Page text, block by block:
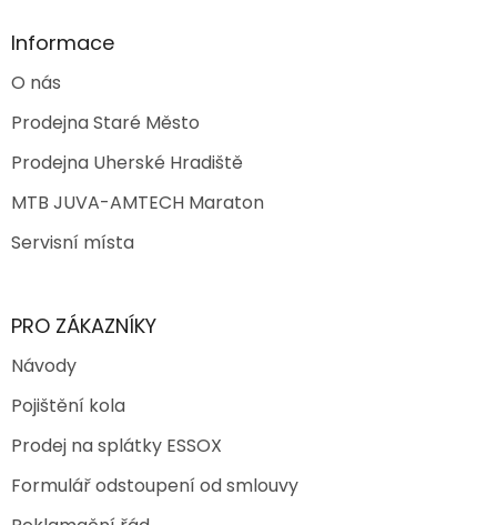
Informace
O nás
Prodejna Staré Město
Prodejna Uherské Hradiště
MTB JUVA-AMTECH Maraton
Servisní místa
PRO ZÁKAZNÍKY
Návody
Pojištění kola
Prodej na splátky ESSOX
Formulář odstoupení od smlouvy